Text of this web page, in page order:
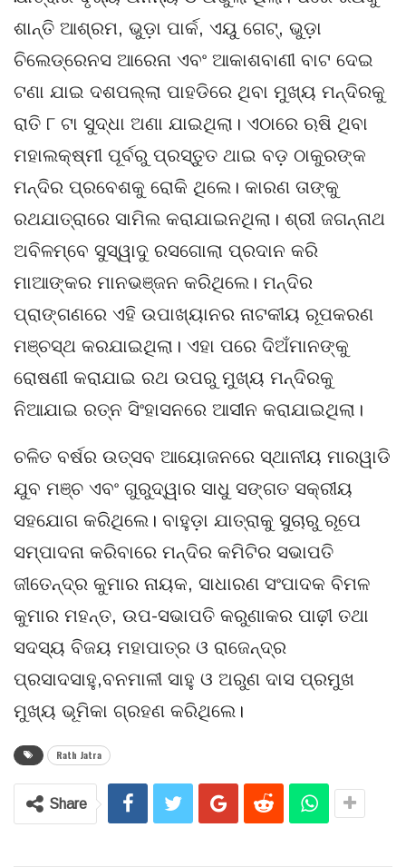
ଶାନ୍ତି ଆଶ୍ରମ, ଭୁଡ଼ା ପାର୍କ, ଏୟୁ ଗେଟ୍, ଭୁଡ଼ା
ଚିଲେଡ୍ରେନସ ଆରେନା ଏବଂ ଆକାଶବାଣୀ ବାଟ ଦେଇ
ଟଣା ଯାଇ ଦଶପଲ୍ଲା ପାହଡିରେ ଥିବା ମୁଖ୍ୟ ମନ୍ଦିରକୁ
ରାତି ୮ ଟା ସୁଦ୍ଧା ଅଣା ଯାଇଥିଲା। ଏଠାରେ ଋଷି ଥିବା
ମହାଲକ୍ଷ୍ମୀ ପୂର୍ବରୁ ପ୍ରସ୍ତୁତ ଥାଇ ବଡ଼ ଠାକୁରଙ୍କ
ମନ୍ଦିର ପ୍ରବେଶକୁ ରୋକି ଥିଲେ। କାରଣ ତାଙ୍କୁ
ରଥଯାତ୍ରାରେ ସାମିଲ କରାଯାଇନଥିଲା। ଶ୍ରୀ ଜଗନ୍ନାଥ
ଅବିଳମ୍ବେ ସୁସ୍ୱାଦୁ ରସଗୋଲା ପ୍ରଦାନ କରି
ମାଆଙ୍କର ମାନଭଞ୍ଜନ କରିଥିଲେ। ମନ୍ଦିର
ପ୍ରାଙ୍ଗଣରେ ଏହି ଉପାଖ୍ୟାନର ନାଟକୀୟ ରୂପକରଣ
ମଞ୍ଚସ୍ଥ କରଯାଇଥିଲା। ଏହା ପରେ ଦିଅଁମାନଙ୍କୁ
ରୋଷଣୀ କରାଯାଇ ରଥ ଉପରୁ ମୁଖ୍ୟ ମନ୍ଦିରକୁ
ନିଆଯାଇ ରତ୍ନ ସିଂହାସନରେ ଆସୀନ କରାଯାଇଥିଲା।
ଚଳିତ ବର୍ଷର ଉତ୍ସବ ଆୟୋଜନରେ ସ୍ଥାନୀୟ ମାରୱାଡି
ଯୁବ ମଞ୍ଚ ଏବଂ ଗୁରୁଦ୍ୱାର ସାଧୁ ସଙ୍ଗତ ସକ୍ରୀୟ
ସହଯୋଗ କରିଥିଲେ। ବାହୁଡ଼ା ଯାତ୍ରାକୁ ସୁଚାରୁ ରୂପେ
ସମ୍ପାଦନା କରିବାରେ ମନ୍ଦିର କମିଟିର ସଭାପତି
ଜୀତେନ୍ଦ୍ର କୁମାର ନାୟକ, ସାଧାରଣ ସଂପାଦକ ବିମଳ
କୁମାର ମହନ୍ତ, ଉପ-ସଭାପତି କରୁଣାକର ପାଢ଼ୀ ତଥା
ସଦସ୍ୟ ବିଜୟ ମହାପାତ୍ର ଓ ରାଜେନ୍ଦ୍ର
ପ୍ରସାଦସାହୁ,ବନମାଳୀ ସାହୁ ଓ ଅରୁଣ ଦାସ ପ୍ରମୁଖ
ମୁଖ୍ୟ ଭୂମିକା ଗ୍ରହଣ କରିଥିଲେ।
Rath Jatra
Share